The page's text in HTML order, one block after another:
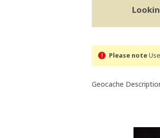
Please note
Geocache